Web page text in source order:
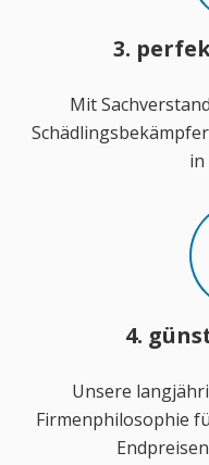
3.
Mit
in
4.
Unsere
Firmenphilosophie